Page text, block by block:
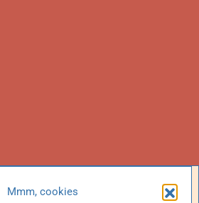
Mmm, cookies
Social